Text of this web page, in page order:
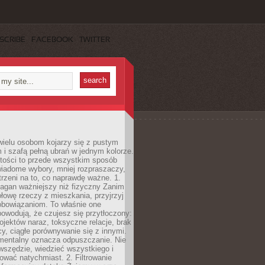
FACEBOOK TWITTER
osobom kojarzy się z pustym
i szafą pełną ubrań w jednym kolorze.
to przede wszystkim sposób
wybory, mniej rozpraszaczy,
na to, co naprawdę ważne. 1.
ważniejszy niż fizyczny Zanim
rzeczy z mieszkania, przyjrzyj
To właśnie one
że czujesz się przytłoczony:
naraz, toksyczne relacje, brak
ciągłe porównywanie się z innymi.
oznacza odpuszczanie. Nie
wiedzieć wszystkiego i
natychmiast. 2. Filtrowanie